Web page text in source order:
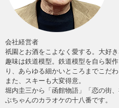
会社経営者
祇園とお酒をこよなく愛する。大好き
趣味は鉄道模型。鉄道模型を自ら製
り、あらゆる細かいところまでこだわ
また、スキーも大変得意。
堀内圭三から「函館物語」「恋の街
ぶちゃんのカラオケの十八番です。